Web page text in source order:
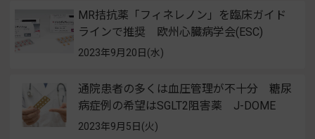
MR拮抗薬「フィネレノン」を臨床ガイド
ラインで推奨 欧州心臓病学会(ESC)
2023年9月20日(水)
通院患者の多くは血圧管理が不十分 糖尿
病症例の希望はSGLT2阻害薬 J-DOME
2023年9月5日(火)